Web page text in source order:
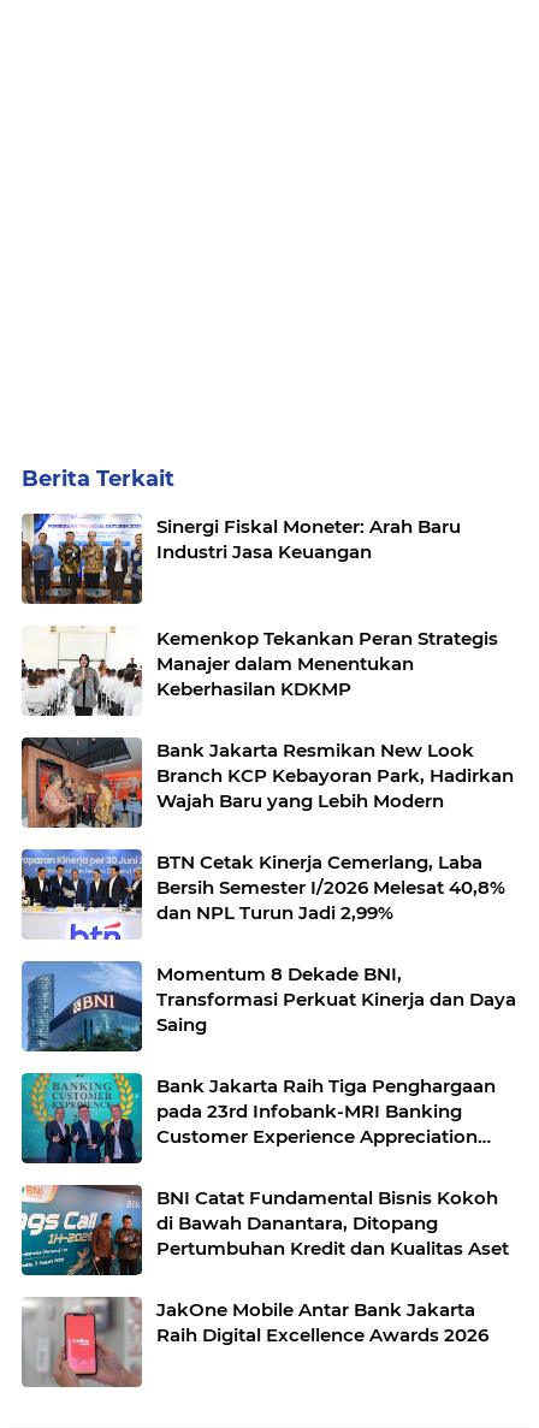
Berita Terkait
Sinergi Fiskal Moneter: Arah Baru
Industri Jasa Keuangan
Kemenkop Tekankan Peran Strategis
Manajer dalam Menentukan
Keberhasilan KDKMP
Bank Jakarta Resmikan New Look
Branch KCP Kebayoran Park, Hadirkan
Wajah Baru yang Lebih Modern
BTN Cetak Kinerja Cemerlang, Laba
Bersih Semester I/2026 Melesat 40,8%
dan NPL Turun Jadi 2,99%
Momentum 8 Dekade BNI,
Transformasi Perkuat Kinerja dan Daya
Saing
Bank Jakarta Raih Tiga Penghargaan
pada 23rd Infobank-MRI Banking
Customer Experience Appreciation
BNI Catat Fundamental Bisnis Kokoh
di Bawah Danantara, Ditopang
Pertumbuhan Kredit dan Kualitas Aset
JakOne Mobile Antar Bank Jakarta
Raih Digital Excellence Awards 2026